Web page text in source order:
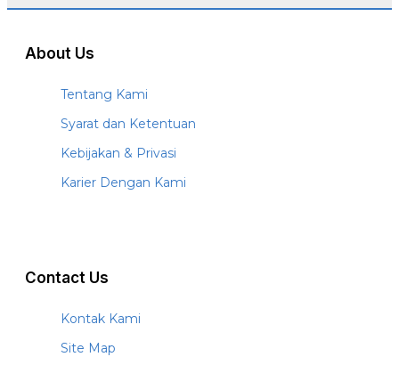
About Us
Tentang Kami
Syarat dan Ketentuan
Kebijakan & Privasi
Karier Dengan Kami
Contact Us
Kontak Kami
Site Map